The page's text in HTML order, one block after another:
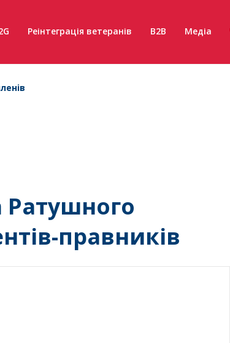
Реінтеграція ветеранів B2B Медіа
Ратушного
правників